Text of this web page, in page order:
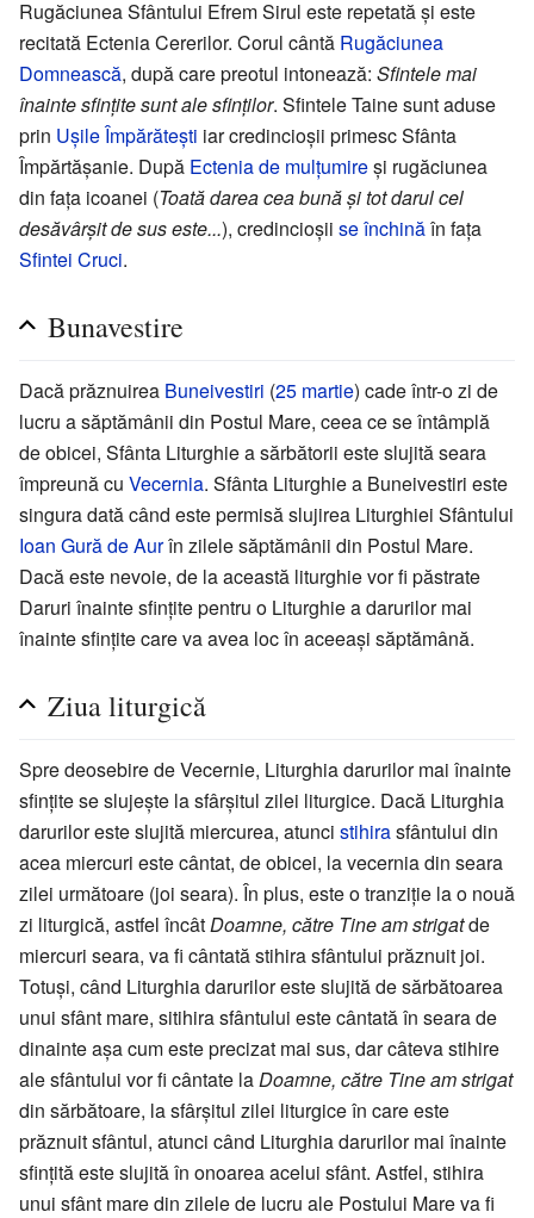
Rugăciunea Sfântului Efrem Sirul este repetată şi este
recitată Ectenia Cererilor. Corul cântă Rugăciunea
Domnească, după care preotul intonează: Sfintele mai
înainte sfinţite sunt ale sfinţilor. Sfintele Taine sunt aduse
prin Uşile Împărăteşti iar credincioşii primesc Sfânta
Împărtăşanie. După Ectenia de mulţumireşi rugăciunea
din faţa icoanei (Toată darea cea bună şi tot darul cel
desăvârşit de sus este...), credincioşii se închinăîn faţa
Sfintei Cruci.
Bunavestire
Dacă prăznuirea Buneivestiri (25 martie) cade într-o zi de
lucru a săptămânii din Postul Mare, ceea ce se întâmplă
de obicei, Sfânta Liturghie a sărbătorii este slujită seara
împreună cu Vecernia. Sfânta Liturghie a Buneivestiri este
singura dată când este permisă slujirea Liturghiei Sfântului
Ioan Gură de Aurîn zilele săptămânii din Postul Mare.
Dacă este nevoie, de la această liturghie vor fi păstrate
Daruri înainte sfinţite pentru o Liturghie a darurilor mai
înainte sfinţite care va avea loc în aceeaşi săptămână.
Ziua liturgică
Spre deosebire de Vecernie, Liturghia darurilor mai înainte
sfinţite se slujeşte la sfârşitul zilei liturgice. Dacă Liturghia
darurilor este slujită miercurea, atunci stihirasfântului din
acea miercuri este cântat, de obicei, la vecernia din seara
zilei următoare (joi seara). În plus, este o tranziţie la o nouă
zi liturgică, astfel încât Doamne, către Tine am strigatde
miercuri seara, va fi cântată stihira sfântului prăznuit joi.
Totuşi, când Liturghia darurilor este slujită de sărbătoarea
unui sfânt mare, sitihira sfântului este cântată în seara de
dinainte aşa cum este precizat mai sus, dar câteva stihire
ale sfântului vor fi cântate la Doamne, către Tine am strigat
din sărbătoare, la sfârşitul zilei liturgice în care este
prăznuit sfântul, atunci când Liturghia darurilor mai înainte
sfinţită este slujită în onoarea acelui sfânt. Astfel, stihira
unui sfânt mare din zilele de lucru ale Postului Mare va fi